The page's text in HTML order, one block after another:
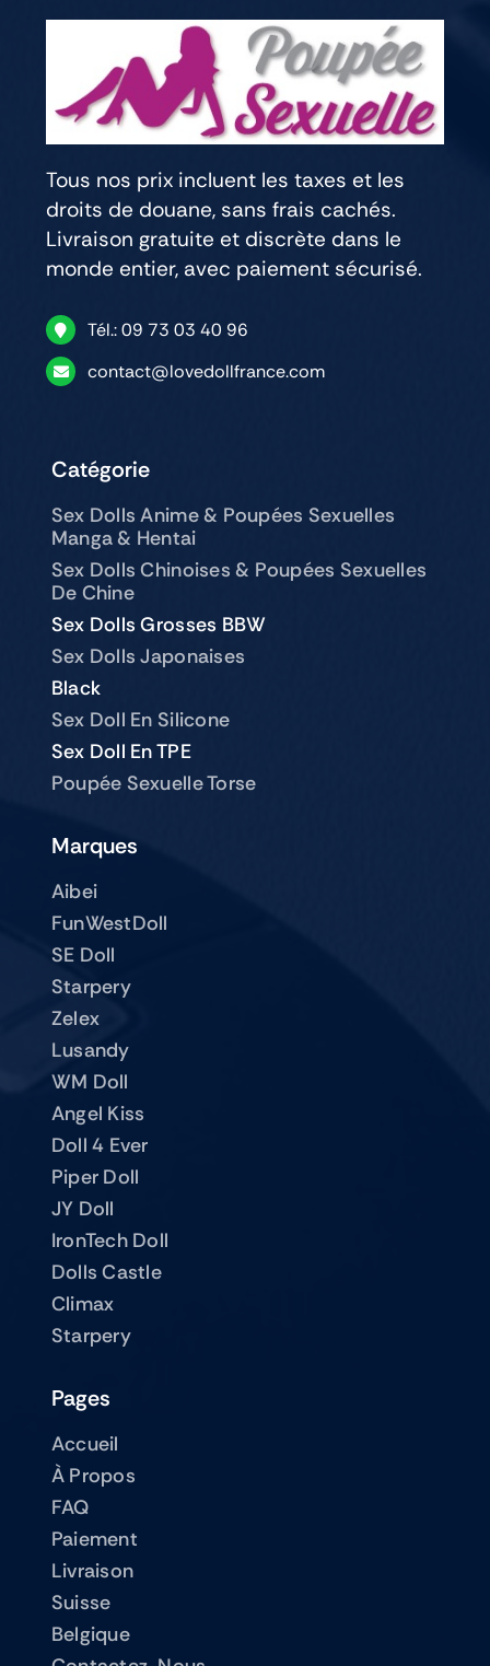
Tous nos prix incluent les taxes et les
droits de douane, sans frais cachés.
Livraison gratuite et discrète dans le
monde entier, avec paiement sécurisé.
Tél.: 09 73 03 40 96
contact@lovedollfrance.com
Catégorie
Sex Dolls Anime & Poupées Sexuelles
Manga & Hentai
Sex Dolls Chinoises & Poupées Sexuelles
De Chine
Sex Dolls Grosses BBW
Sex Dolls Japonaises
Black
Sex Doll En Silicone
Sex Doll En TPE
Poupée Sexuelle Torse
Marques
Aibei
FunWestDoll
SE Doll
Starpery
Zelex
Lusandy
WM Doll
Angel Kiss
Doll 4 Ever
Piper Doll
JY Doll
IronTech Doll
Dolls Castle
Climax
Starpery
Pages
Accueil
À Propos
FAQ
Paiement
Livraison
Suisse
Belgique